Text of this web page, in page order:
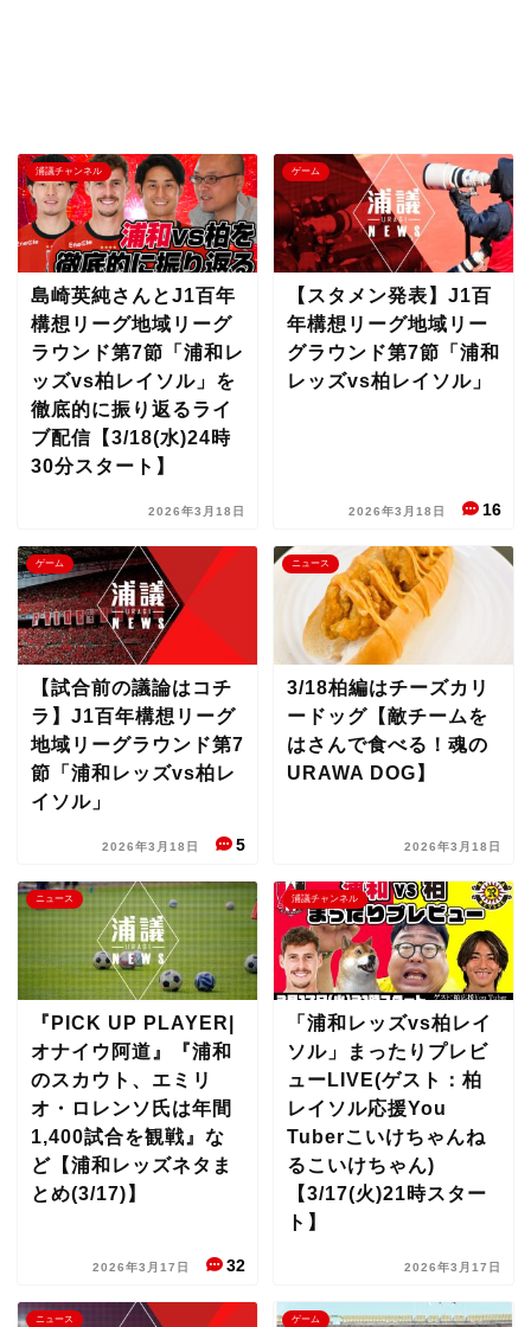
浦議チャンネル
島崎英純さんとJ1百年
構想リーグ地域リーグ
ラウンド第7節「浦和レ
ッズvs柏レイソル」を
徹底的に振り返るライ
ブ配信【3/18(水)24時
30分スタート】
2026年3月18日
ゲーム
【スタメン発表】J1百
年構想リーグ地域リー
グラウンド第7節「浦和
レッズvs柏レイソル」
2026年3月18日 16
ゲーム
【試合前の議論はコチ
ラ】J1百年構想リーグ
地域リーグラウンド第7
節「浦和レッズvs柏レ
イソル」
2026年3月18日 5
ニュース
3/18柏編はチーズカリ
ードッグ【敵チームを
はさんで食べる！魂の
URAWA DOG】
2026年3月18日
ニュース
『PICK UP PLAYER|
オナイウ阿道』『浦和
のスカウト、エミリ
オ・ロレンソ氏は年間
1,400試合を観戦』な
ど【浦和レッズネタま
とめ(3/17)】
2026年3月17日 32
浦議チャンネル
「浦和レッズvs柏レイ
ソル」まったりプレビ
ューLIVE(ゲスト：柏
レイソル応援You
Tuberこいけちゃんね
るこいけちゃん)
【3/17(火)21時スター
ト】
2026年3月17日
ニュース ゲーム